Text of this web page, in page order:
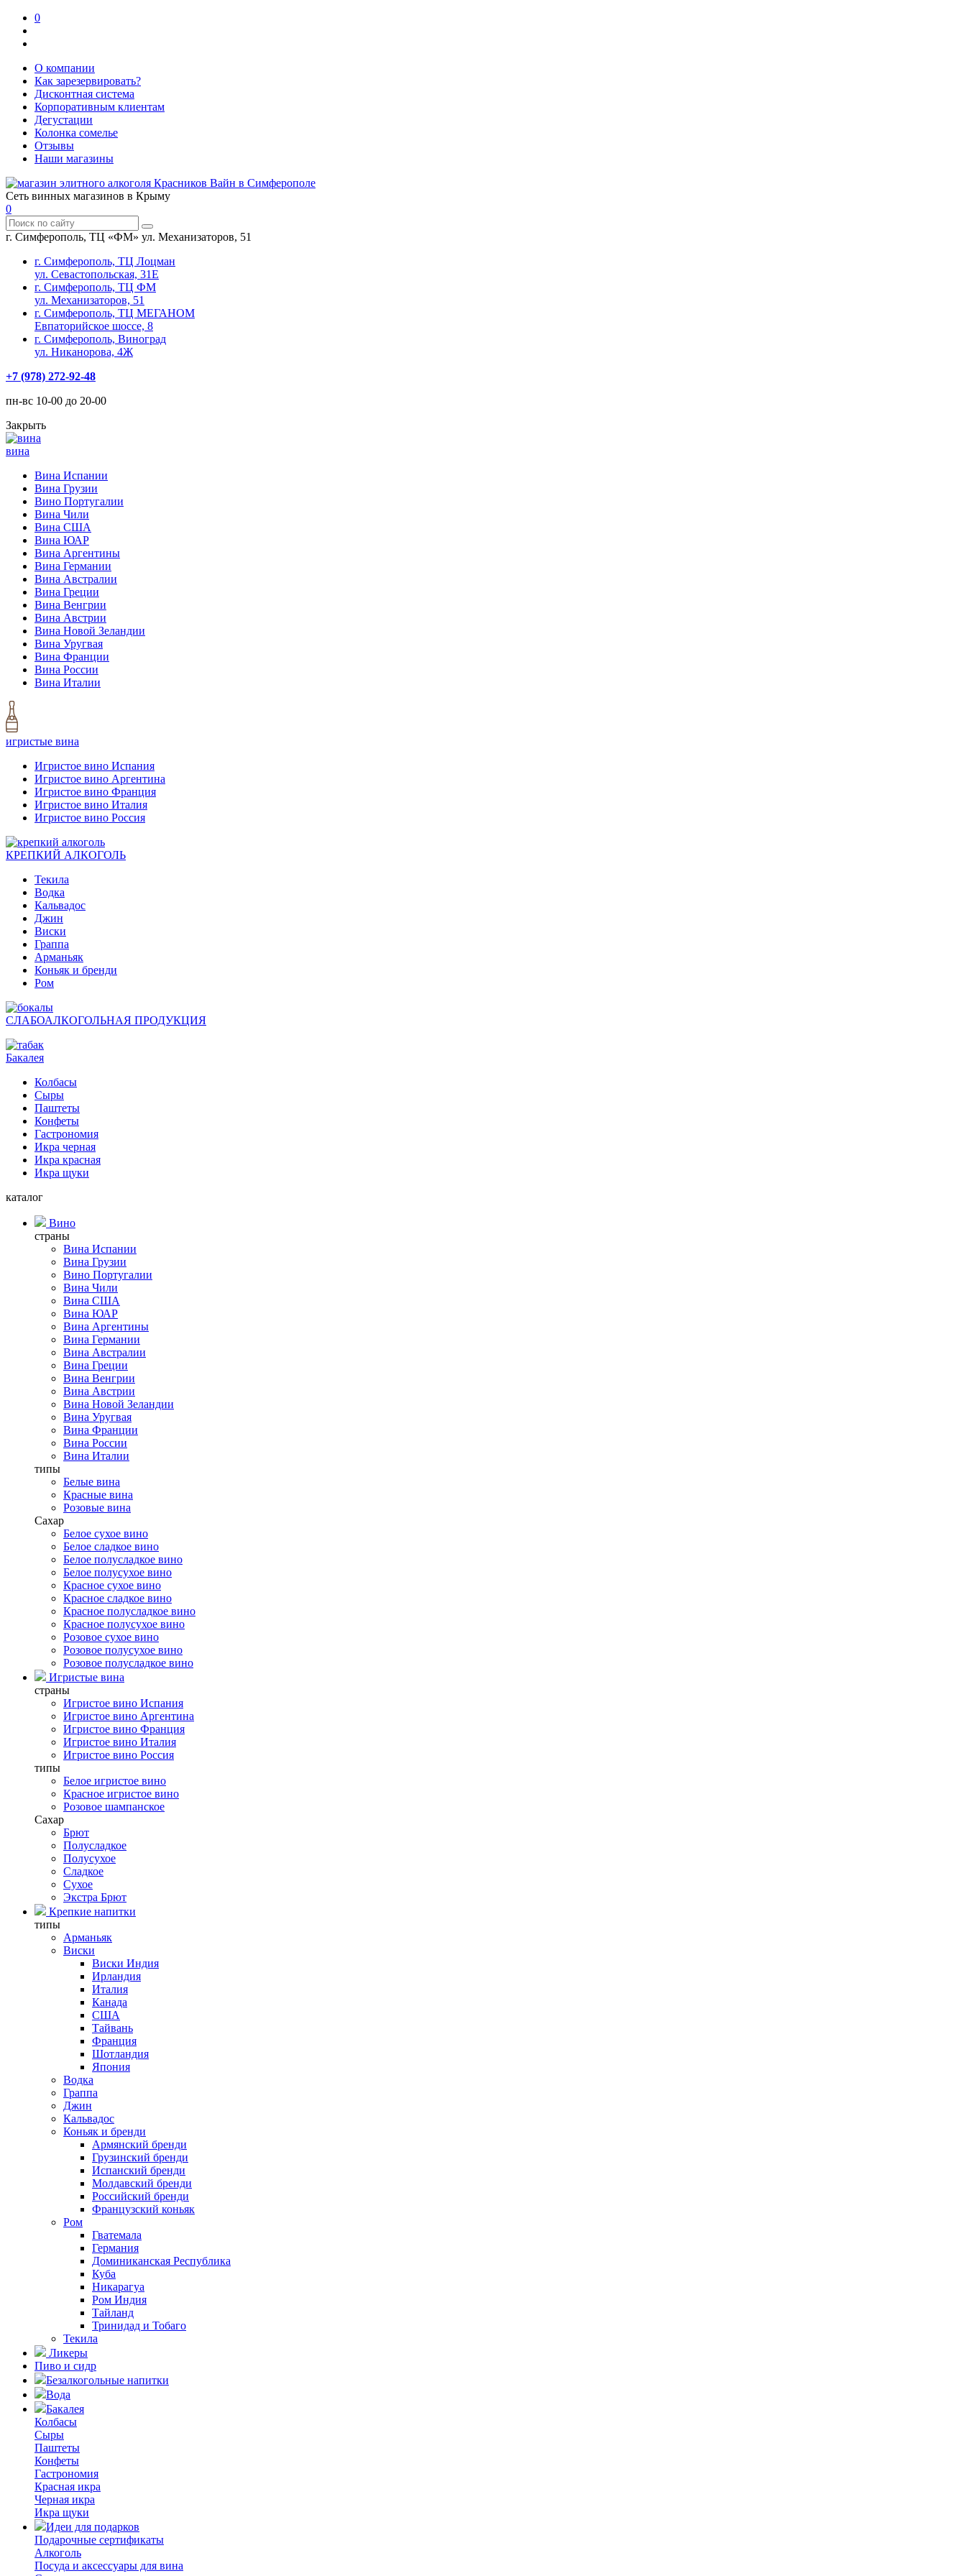
0
О компании
Как зарезервировать?
Дисконтная система
Корпоративным клиентам
Дегустации
Колонка сомелье
Отзывы
Наши магазины
Сеть винных магазинов в Крыму
0
г. Симферополь, ТЦ «ФМ» ул. Механизаторов, 51
г. Симферополь, ТЦ Лоцман
ул. Севастопольская, 31Е
г. Симферополь, ТЦ ФМ
ул. Механизаторов, 51
г. Симферополь, ТЦ МЕГАНОМ
Евпаторийское шоссе, 8
г. Симферополь, Виноград
ул. Никанорова, 4Ж
+7 (978) 272-92-48
пн-вс 10-00 до 20-00
Закрыть
вина
Вина Испании
Вина Грузии
Вино Португалии
Вина Чили
Вина США
Вина ЮАР
Вина Аргентины
Вина Германии
Вина Австралии
Вина Греции
Вина Венгрии
Вина Австрии
Вина Новой Зеландии
Вина Уругвая
Вина Франции
Вина России
Вина Италии
игристые вина
Игристое вино Испания
Игристое вино Аргентина
Игристое вино Франция
Игристое вино Италия
Игристое вино Россия
КРЕПКИЙ АЛКОГОЛЬ
Текила
Водка
Кальвадос
Джин
Виски
Граппа
Арманьяк
Коньяк и бренди
Ром
СЛАБОАЛКОГОЛЬНАЯ ПРОДУКЦИЯ
Бакалея
Колбасы
Сыры
Паштеты
Конфеты
Гастрономия
Икра черная
Икра красная
Икра щуки
каталог
Вино
страны
Вина Испании
Вина Грузии
Вино Португалии
Вина Чили
Вина США
Вина ЮАР
Вина Аргентины
Вина Германии
Вина Австралии
Вина Греции
Вина Венгрии
Вина Австрии
Вина Новой Зеландии
Вина Уругвая
Вина Франции
Вина России
Вина Италии
типы
Белые вина
Красные вина
Розовые вина
Сахар
Белое сухое вино
Белое сладкое вино
Белое полусладкое вино
Белое полусухое вино
Красное сухое вино
Красное сладкое вино
Красное полусладкое вино
Красное полусухое вино
Розовое сухое вино
Розовое полусухое вино
Розовое полусладкое вино
Игристые вина
страны
Игристое вино Испания
Игристое вино Аргентина
Игристое вино Франция
Игристое вино Италия
Игристое вино Россия
типы
Белое игристое вино
Красное игристое вино
Розовое шампанское
Сахар
Брют
Полусладкое
Полусухое
Сладкое
Сухое
Экстра Брют
Крепкие напитки
типы
Арманьяк
Виски
Виски Индия
Ирландия
Италия
Канада
США
Тайвань
Франция
Шотландия
Япония
Водка
Граппа
Джин
Кальвадос
Коньяк и бренди
Армянский бренди
Грузинский бренди
Испанский бренди
Молдавский бренди
Российский бренди
Французский коньяк
Ром
Гватемала
Германия
Доминиканская Республика
Куба
Никарагуа
Ром Индия
Тайланд
Тринидад и Тобаго
Текила
Ликеры
Пиво и сидр
Безалкогольные напитки
Вода
Бакалея
Колбасы
Сыры
Паштеты
Конфеты
Гастрономия
Красная икра
Черная икра
Икра щуки
Идеи для подарков
Подарочные сертификаты
Алкоголь
Посуда и аксессуары для вина